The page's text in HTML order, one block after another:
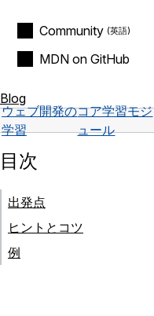
Community
MDN on GitHub
Blog
ウェブ開発の
学習
コア学習モジ
ュール
目次
出発点
ヒントとコツ
例